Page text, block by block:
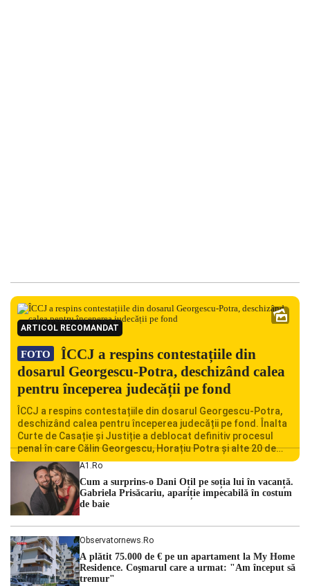
ARTICOL RECOMANDAT
FOTO
ÎCCJ a respins contestațiile din
dosarul Georgescu-Potra, deschizând calea
pentru începerea judecății pe fond
ÎCCJ a respins contestațiile din dosarul Georgescu-Potra,
deschizând calea pentru începerea judecății pe fond. Înalta
Curte de Casație și Justiție a deblocat definitiv procesul
penal în care Călin Georgescu, Horațiu Potra și alte 20 de
persoane sunt acuzați de acțiuni îndreptate împotriva
ordinii constituționale. În ședința din camera preliminară,
judecătorii de la instanța supremă au […]
A1.ro
Cum a surprins-o Dani Oțil pe soția lui în vacanță.
Gabriela Prisăcariu, apariție impecabilă în costum
de baie
Observatornews.ro
A plătit 75.000 de € pe un apartament la My Home
Residence. Coşmarul care a urmat: "Am început să
tremur"